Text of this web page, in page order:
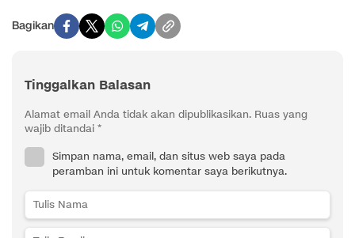
Bagikan
Tinggalkan Balasan
Alamat email Anda tidak akan dipublikasikan. Ruas yang
wajib ditandai *
Simpan nama, email, dan situs web saya pada
peramban ini untuk komentar saya berikutnya.